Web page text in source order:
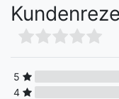
5
4